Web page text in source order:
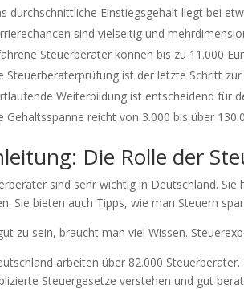
durchschnittliche Einstiegsgehalt liegt bei
sind vielseitig und
Steuerberater können bis zu 11.000
Steuerberaterprüfung ist der letzte Schritt zur
Weiterbildung ist entscheidend für
Gehaltsspanne reicht von 3.000 bis über
Die Rolle der
sind sehr wichtig in Deutschland.
Sie bieten auch Tipps, wie man Steuern
zu sein, braucht man viel Wissen.
arbeiten über 82.000
Steuergesetze verstehen und gut